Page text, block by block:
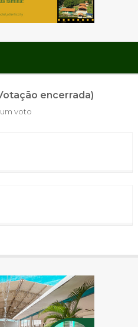
encerrada)
voto